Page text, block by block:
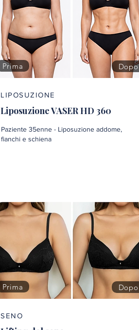
Prima Dopo
LIPOSUZIONE
Liposuzione VASER HD 360
Paziente 35enne - Liposuzione addome,
fianchi e schiena
Prima Dopo
SENO